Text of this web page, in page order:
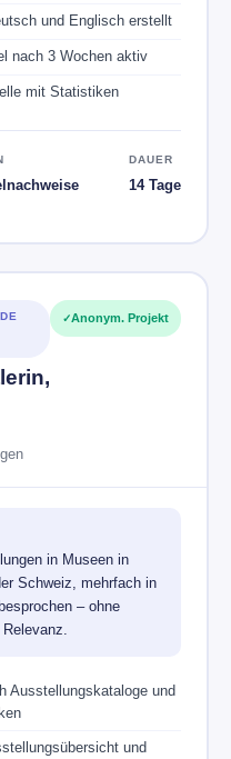
und Englisch erstellt
nach 3 Wochen aktiv
mit Statistiken
DAUER
14 Tage
Anonym. Projekt
in Museen in
Schweiz, mehrfach in
– ohne
Ausstellungskataloge und
und